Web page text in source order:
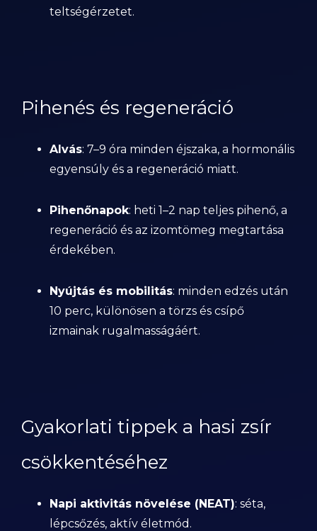
teltségérzetet.
Pihenés és regeneráció
Alvás: 7–9 óra minden éjszaka, a hormonális
egyensúly és a regeneráció miatt.
Pihenőnapok: heti 1–2 nap teljes pihenő, a
regeneráció és az izomtömeg megtartása
érdekében.
Nyújtás és mobilitás: minden edzés után
10 perc, különösen a törzs és csípő
izmainak rugalmasságáért.
Gyakorlati tippek a hasi zsír
csökkentéséhez
Napi aktivitás növelése (NEAT): séta,
lépcsőzés, aktív életmód.